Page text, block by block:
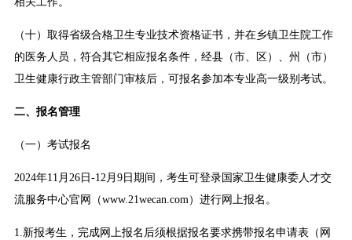
（十）取得省级合格卫生专业技术资格证书，并在乡镇卫生院工作
的医务人员，符合其它相应报名条件，经县（市、区）、州（市）
卫生健康行政主管部门审核后，可报名参加本专业高一级别考试。
二、报名管理
（一）考试报名
2024年11月26日-12月9日期间，考生可登录国家卫生健康委人才交
流服务中心官网（www.21wecan.com）进行网上报名。
1.新报考生，完成网上报名后须根据报名要求携带报名申请表（网